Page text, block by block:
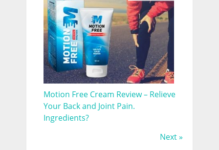
Motion Free Cream Review – Relieve
Your Back and Joint Pain.
Ingredients?
Next »